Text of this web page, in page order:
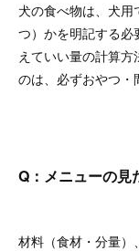
犬の食べ物は、犬
つ）かを明記する
えていい量の計算方
のは、必ずおやつ・
Q：メニューの見
材料（食材・分量）